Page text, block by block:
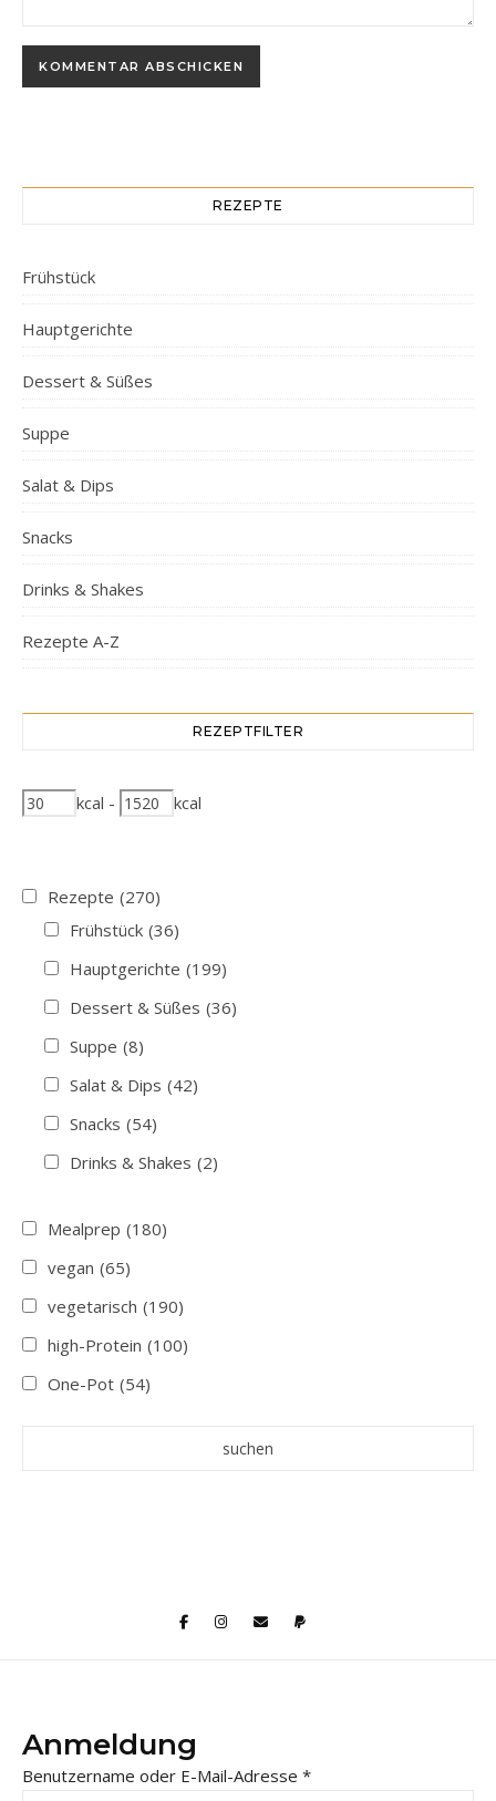
REZEPTE
Frühstück
Hauptgerichte
Dessert & Süßes
Suppe
Salat & Dips
Snacks
Drinks & Shakes
Rezepte A-Z
REZEPTFILTER
kcal - kcal
Rezepte (270)
Frühstück (36)
Hauptgerichte (199)
Dessert & Süßes (36)
Suppe (8)
Salat & Dips (42)
Snacks (54)
Drinks & Shakes (2)
Mealprep (180)
vegan (65)
vegetarisch (190)
high-Protein (100)
One-Pot (54)
Anmeldung
Benutzername oder E-Mail-Adresse *